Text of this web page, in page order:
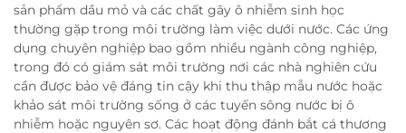
sản phẩm dầu mỏ và các chất gây ô nhiễm sinh học
thường gặp trong môi trường làm việc dưới nước. Các ứng
dụng chuyên nghiệp bao gồm nhiều ngành công nghiệp,
trong đó có giám sát môi trường nơi các nhà nghiên cứu
cần được bảo vệ đáng tin cậy khi thu thập mẫu nước hoặc
khảo sát môi trường sống ở các tuyến sông nước bị ô
nhiễm hoặc nguyên sơ. Các hoạt động đánh bắt cá thương